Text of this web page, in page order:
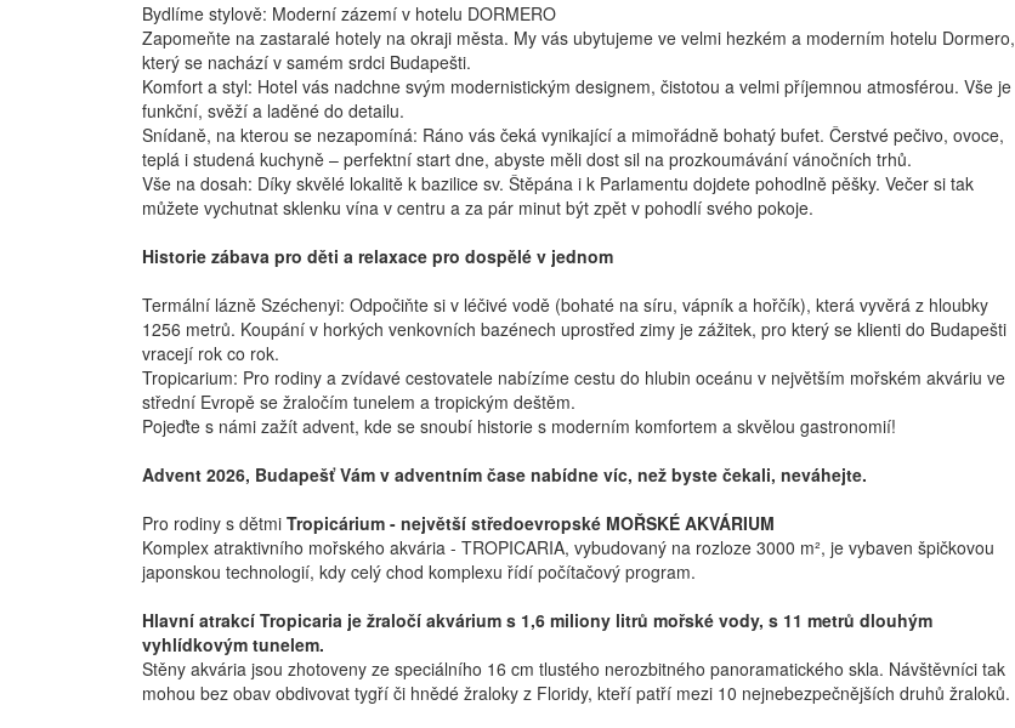
Bydlíme stylově: Moderní zázemí v hotelu DORMERO
Zapomeňte na zastaralé hotely na okraji města. My vás ubytujeme ve velmi hezkém a moderním hotelu Dormero,
který se nachází v samém srdci Budapešti.
Komfort a styl: Hotel vás nadchne svým modernistickým designem, čistotou a velmi příjemnou atmosférou. Vše je
funkční, svěží a laděné do detailu.
Snídaně, na kterou se nezapomíná: Ráno vás čeká vynikající a mimořádně bohatý bufet. Čerstvé pečivo, ovoce,
teplá i studená kuchyně – perfektní start dne, abyste měli dost sil na prozkoumávání vánočních trhů.
Vše na dosah: Díky skvělé lokalitě k bazilice sv. Štěpána i k Parlamentu dojdete pohodlně pěšky. Večer si tak
můžete vychutnat sklenku vína v centru a za pár minut být zpět v pohodlí svého pokoje.
Historie zábava pro děti a relaxace pro dospělé v jednom
Termální lázně Széchenyi: Odpočiňte si v léčivé vodě (bohaté na síru, vápník a hořčík), která vyvěrá z hloubky
1256 metrů. Koupání v horkých venkovních bazénech uprostřed zimy je zážitek, pro který se klienti do Budapešti
vracejí rok co rok.
Tropicarium: Pro rodiny a zvídavé cestovatele nabízíme cestu do hlubin oceánu v největším mořském akváriu ve
střední Evropě se žraločím tunelem a tropickým deštěm.
Pojeďte s námi zažít advent, kde se snoubí historie s moderním komfortem a skvělou gastronomií!
Advent 2026, Budapešť Vám v adventním čase nabídne víc, než byste čekali, neváhejte.
Pro rodiny s dětmi Tropicárium - největší středoevropské MOŘSKÉ AKVÁRIUM
Komplex atraktivního mořského akvária - TROPICARIA, vybudovaný na rozloze 3000 m², je vybaven špičkovou
japonskou technologií, kdy celý chod komplexu řídí počítačový program.
Hlavní atrakcí Tropicaria je žraločí akvárium s 1,6 miliony litrů mořské vody, s 11 metrů dlouhým
vyhlídkovým tunelem.
Stěny akvária jsou zhotoveny ze speciálního 16 cm tlustého nerozbitného panoramatického skla. Návštěvníci tak
mohou bez obav obdivovat tygří či hnědé žraloky z Floridy, kteří patří mezi 10 nejnebezpečnějších druhů žraloků.